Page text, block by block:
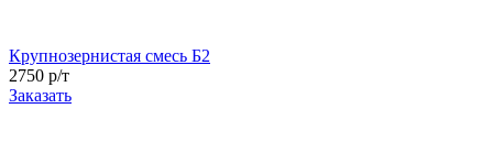
Крупнозернистая смесь Б2
2750 р/т
Заказать